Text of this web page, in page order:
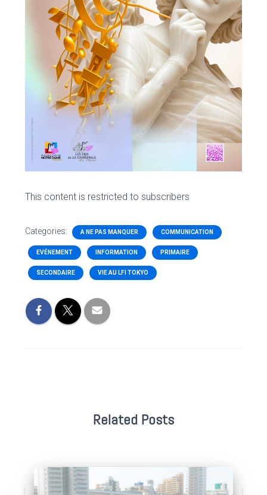
This content is restricted to subscribers
Categories: A NE PAS MANQUER COMMUNICATION
EVÉNEMENT INFORMATION PRIMAIRE
SECONDAIRE VIE AU LFI TOKYO
Related Posts